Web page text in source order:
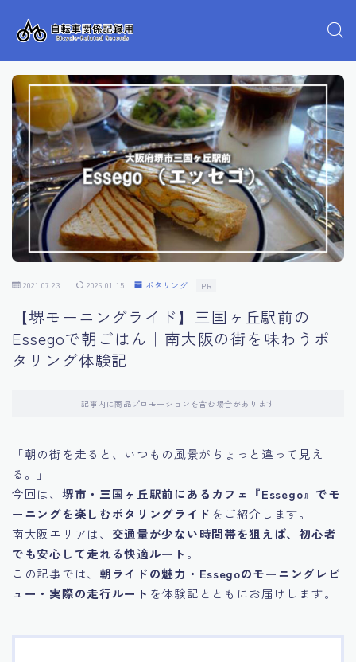
2021.07.23 2026.01.15 ポタリング PR
【堺モーニングライド】三国ヶ丘駅前の
Essegoで朝ごはん｜南大阪の街を味わうポ
タリング体験記
記事内に商品プロモーションを含む場合があります
「朝の街を走ると、いつもの風景がちょっと違って見え
る。」
今回は、 堺市・三国ヶ丘駅前にあるカフェ『Essego』でモ
ーニングを楽しむポタリングライド をご紹介します。
南大阪エリアは、 交通量が少ない時間帯を狙えば、初心者
でも安心して走れる快適ルート 。
この記事では、 朝ライドの魅力・Essegoのモーニングレビ
ュー・実際の走行ルート を体験記とともにお届けします。